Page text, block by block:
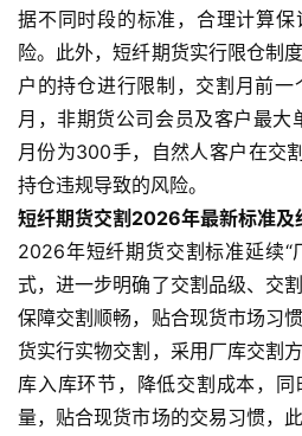
据不同时段的标准，合理计算
险。此外，短纤期货实行限仓制
户的持仓进行限制，交割月前
月，非期货公司会员及客户最大
月份为300手，自然人客户在交
持仓违规导致的风险。
短纤期货交割2026年最新标准及
2026年短纤期货交割标准延续“
式，进一步明确了交割品级、交
保障交割顺畅，贴合现货市场习
货实行实物交割，采用厂库交割
库入库环节，降低交割成本，
量，贴合现货市场的交易习惯，